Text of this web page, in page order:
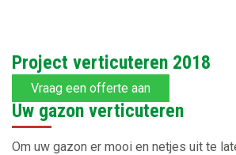
Project verticuteren 2018
Vraag een offerte aan
Uw gazon verticuteren
Om uw gazon er mooi en netjes uit te